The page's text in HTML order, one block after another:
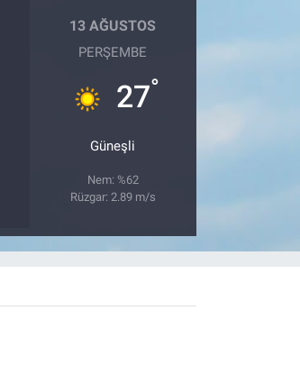
13 AĞUSTOS
PERŞEMBE
27°
Güneşli
Nem: %62
Rüzgar: 2.89 m/s